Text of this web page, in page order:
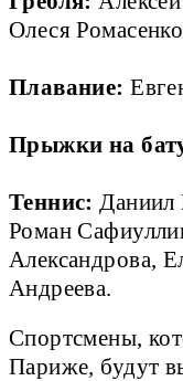
Олеся
Плавание:
Прыжки на
Теннис: Даниил
Роман
Александрова,
Андреева.
Спортсмены,
Париже, будут